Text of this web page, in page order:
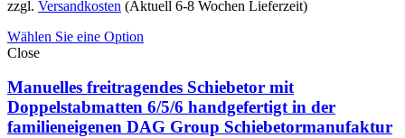
zzgl. Versandkosten (Aktuell 6-8 Wochen Lieferzeit)
Wählen Sie eine Option
Close
Manuelles freitragendes Schiebetor mit
Doppelstabmatten 6/5/6 handgefertigt in der
familieneigenen DAG Group Schiebetormanufaktur